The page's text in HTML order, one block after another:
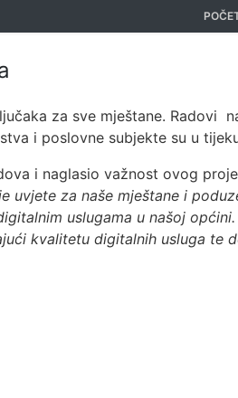
za sve mještane. Radovi
i poslovne subjekte su u
i naglasio važnost ovog
za naše mještane i
uslugama u našoj
kvalitetu digitalnih usluga te